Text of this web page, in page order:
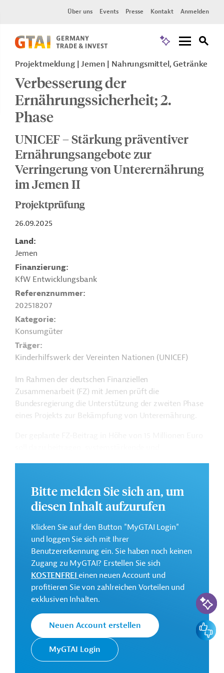
Über uns Events Presse Kontakt Anmelden
Projektmeldung Jemen Nahrungsmittel, Getränke
Verbesserung der
Ernährungssicherheit; 2.
Phase
UNICEF – Stärkung präventiver
Ernährungsangebote zur
Verringerung von Unterernährung
im Jemen II
Projektprüfung
26.09.2025
Land
Jemen
Finanzierung
KfW Entwicklungsbank
Referenznummer
202518207
Kategorie
Konsumgüter
Träger
Kinderhilfswerk der Vereinten Nationen (UNICEF)
Im Rahmen der deutschen Finanziellen
Zusammenarbeit (FZ) mit Jemen prüft die
Bundesregierung die Unterstützung der zweiten Phase
eines Projekts zur Bekämpfung von Unterernährung.
präventiven Ernährungsdiensten zur Reduzierung von
chronischer Unterernährung im Jemen, zu finanzieren.
Geberbeitrag:
15 Millionen Euro (Zuschuss; vorgesehen)
Das Entwicklungsprojekt soll bis 2028 durchgeführt
werden.
GTAI informiert über dieKfW: Schwerpunkte,
Regularien und praktische Hinweise zur
Geschäftsanbahnung.
Kontaktadressen
Bitte melden Sie sich an, um
diesen Inhalt aufzurufen
Klicken Sie auf den Button "MyGTAI Login"
und loggen Sie sich mit Ihrer
Benutzererkennung ein. Sie haben noch keinen
Zugang zu MyGTAI? Erstellen Sie sich
KOSTENFREIeinen neuen Account und
profitieren Sie von zahlreichen Vorteilen und
exklusiven Inhalten.
Neuen Account erstellen
MyGTAI Login
KI-